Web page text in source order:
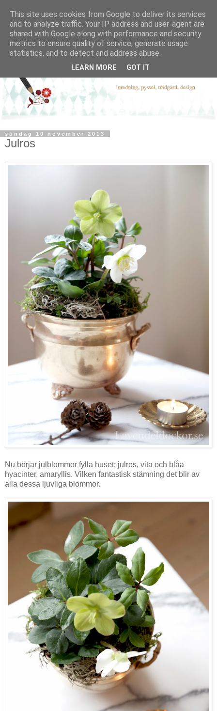
söndag 10 november 2013
Julros
Nu börjar julblommor fylla huset: julros, vita och blåa
hyacinter, amaryllis. Vilken fantastisk stämning det blir av
alla dessa ljuvliga blommor.
This site uses cookies from Google to deliver its services
and to analyze traffic. Your IP address and user-agent are
shared with Google along with performance and security
metrics to ensure quality of service, generate usage
statistics, and to detect and address abuse.
LEARN MORE GOT IT